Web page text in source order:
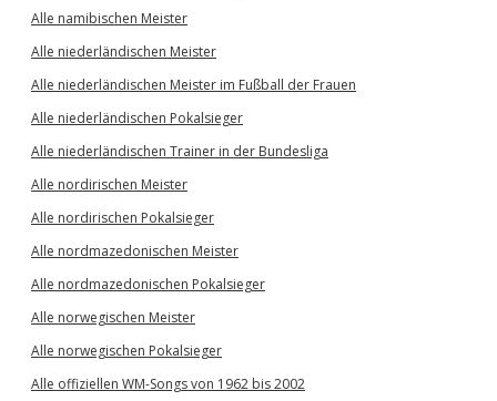
Alle namibischen Meister
Alle niederländischen Meister
Alle niederländischen Meister im Fußball der Frauen
Alle niederländischen Pokalsieger
Alle niederländischen Trainer in der Bundesliga
Alle nordirischen Meister
Alle nordirischen Pokalsieger
Alle nordmazedonischen Meister
Alle nordmazedonischen Pokalsieger
Alle norwegischen Meister
Alle norwegischen Pokalsieger
Alle offiziellen WM-Songs von 1962 bis 2002